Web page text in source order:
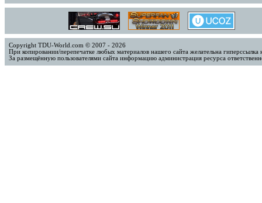
Copyright TDU-World.com © 2007 - 2026
При копировании/перепечатке любых материалов нашего сайта желательна
За размещённую пользователями сайта информацию администрация ресурса